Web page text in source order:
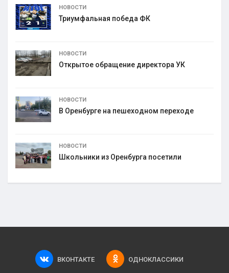
НОВОСТИ
Триумфальная победа ФК
НОВОСТИ
Открытое обращение директора УК
НОВОСТИ
В Оренбурге на пешеходном переходе
НОВОСТИ
Школьники из Оренбурга посетили
ВКОНТАКТЕ ОДНОКЛАССИКИ